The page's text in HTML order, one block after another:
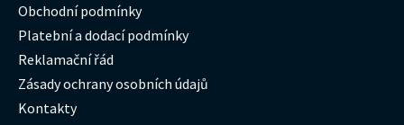
Obchodní podmínky
Platební a dodací podmínky
Reklamační řád
Zásady ochrany osobních údajů
Kontakty